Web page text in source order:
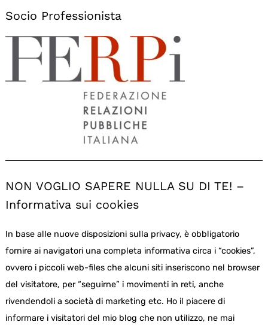
Socio Professionista
NON VOGLIO SAPERE NULLA SU DI TE! –
Informativa sui cookies
In base alle nuove disposizioni sulla privacy, è obbligatorio
fornire ai navigatori una completa informativa circa i “cookies”,
ovvero i piccoli web-files che alcuni siti inseriscono nel browser
del visitatore, per “seguirne” i movimenti in reti, anche
rivendendoli a società di marketing etc. Ho il piacere di
informare i visitatori del mio blog che non utilizzo, ne mai